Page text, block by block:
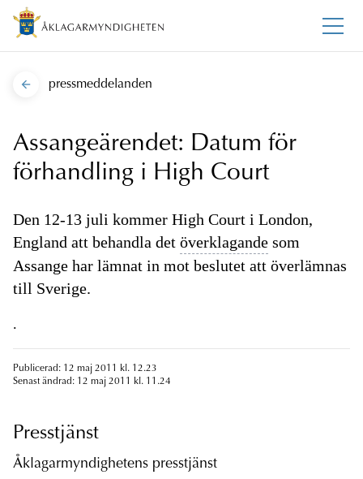
pressmeddelanden
Assangeärendet: Datum för
förhandling i High Court
Den 12-13 juli kommer High Court i London,
England att behandla det överklagande som
Assange har lämnat in mot beslutet att överlämnas
till Sverige.
.
Publicerad: 12 maj 2011 kl. 12.23
Senast ändrad: 12 maj 2011 kl. 11.24
Presstjänst
Åklagarmyndighetens presstjänst